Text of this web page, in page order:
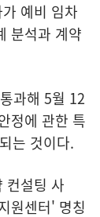
예비 임차
분석과 계약
과해 5월 12
정에 관한 특
는 것이다.
컨설팅 사
원센터' 명칭